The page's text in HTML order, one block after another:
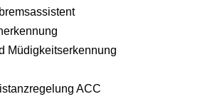
Müdigkeitserkennung
ACC